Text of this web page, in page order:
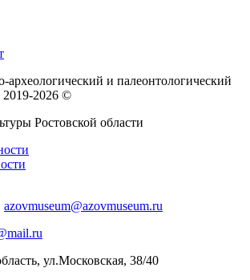
и палеонтологический
2019-2026 ©
Ростовской области
azovmuseum@azovmuseum.ru
ул.Московская, 38/40